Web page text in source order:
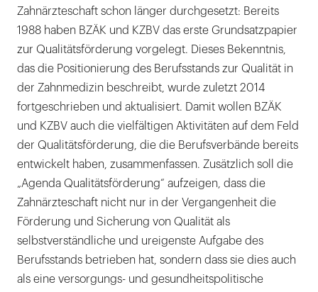
Zahnärzteschaft schon länger durchgesetzt: Bereits
1988 haben BZÄK und KZBV das erste Grundsatzpapier
zur Qualitätsförderung vorgelegt. Dieses Bekenntnis,
das die Positionierung des Berufsstands zur Qualität in
der Zahnmedizin beschreibt, wurde zuletzt 2014
fortgeschrieben und aktualisiert. Damit wollen BZÄK
und KZBV auch die vielfältigen Aktivitäten auf dem Feld
der Qualitätsförderung, die die Berufsverbände bereits
entwickelt haben, zusammenfassen. Zusätzlich soll die
„Agenda Qualitätsförderung“ aufzeigen, dass die
Zahnärzteschaft nicht nur in der Vergangenheit die
Förderung und Sicherung von Qualität als
selbstverständliche und ureigenste Aufgabe des
Berufsstands betrieben hat, sondern dass sie dies auch
als eine versorgungs- und gesundheitspolitische